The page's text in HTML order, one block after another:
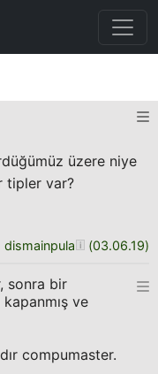
üzere niye
tipler var?
dismainpula (03.06.19)
sonra bir
kapanmış ve
compumaster.